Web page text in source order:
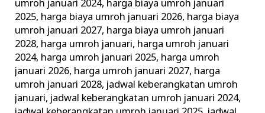
umroh januari 2024, harga biaya umroh januari
2025, harga biaya umroh januari 2026, harga biaya
umroh januari 2027, harga biaya umroh januari
2028, harga umroh januari, harga umroh januari
2024, harga umroh januari 2025, harga umroh
januari 2026, harga umroh januari 2027, harga
umroh januari 2028, jadwal keberangkatan umroh
januari, jadwal keberangkatan umroh januari 2024,